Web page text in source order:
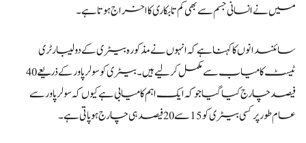
میں نے انسانی جسم سے بھی کم تابکاری کا اخراج ہوتا ہے۔
سائنسدانوں کا کہنا ہے کہ انہوں نے مذکورہ بیٹری کے دو لیبارٹری
ٹیسٹ کامیاب سے مکمل کر لیے ہیں۔ بیٹری کو سولر پاور کے ذریعے40
فیصد چارج کیا گیا جو کہ ایک اہم کامیابی ہے کیوں کہ سولر پاور سے
عام طور پر کسی بیٹری کو15 سے 20 فیصد ہی چارج ہو پاتی ہے۔